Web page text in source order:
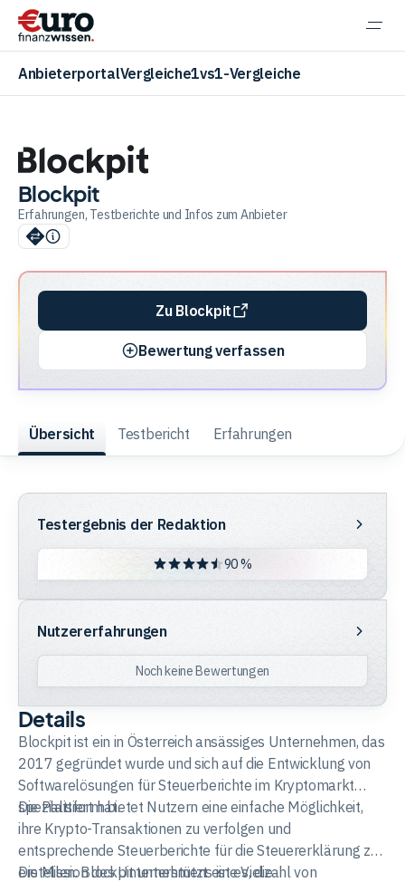
AnbieterportalVergleiche1vs1-Vergleiche
Aktien
ETF
Trading
Anleihen
Blockpit
Erfahrungen, Testberichte und Infos zum Anbieter
Übersicht Testbericht Erfahrungen
Zu Blockpit
Bewertung verfassen
Testergebnis
der
Redaktion
Testergebnis der Redaktion
90 %
Nutzererfahrungen
Nutzererfahrungen
Noch keine Bewertungen
Details
Blockpit ist ein in Österreich ansässiges Unternehmen, das
2017 gegründet wurde und sich auf die Entwicklung von
Softwarelösungen für Steuerberichte im Kryptomarkt
spezialisiert hat.
Die Plattform bietet Nutzern eine einfache Möglichkeit,
ihre Krypto-Transaktionen zu verfolgen und
entsprechende Steuerberichte für die Steuererklärung zu
erstellen. Blockpit unterstützt eine Vielzahl von
Die Mission des Unternehmens ist es, die